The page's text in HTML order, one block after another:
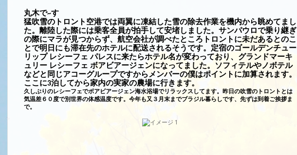
丸木で~す
猛吹雪のトロント空港では両翼に凍結した雪の除去作業を機内から眺めてまし
た。離陸した際には乗客全員が拍手して安堵しました。サンパウロで乗り継ぎ
の際にマラが見つからず、航空会社が調べたところトロントに未だあるとのこ
とで明日にも滞在先のホテルに配送されるそうです。定宿のゴールデンチュー
リップ レシーフェ パレスに来たらホテル名が変わっており、グランドマーキ
ュリー レシーフェ ボアビアージェンになってました。ソフィテルやノボテル
などと同じアコーグループですからメンバーの僕はポイントに加算されます。
ここに3泊してから家内の実家の農場に行きます。
久しぶりのレシーフェでボアビアージェン海水浴場でリラックスしてます。昨日の吹雪のトロントとは
気温差６０度で別世界の体感温度です。今年も又３月末までブラジル暮らしです、先ずは到着ご挨拶ま
で。